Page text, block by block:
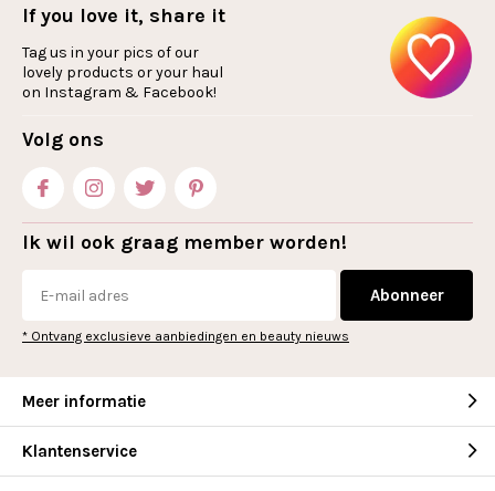
If you love it, share it
Tag us in your pics of our
lovely products or your haul
on Instagram & Facebook!
Volg ons
Ik wil ook graag member worden!
Abonneer
* Ontvang exclusieve aanbiedingen en beauty nieuws
Meer informatie
Klantenservice